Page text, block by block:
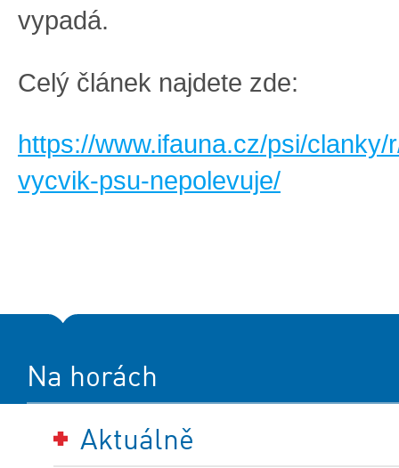
vypadá.
Celý článek najdete zde:
https://www.ifauna.cz/psi/
vycvik-psu-nepolevuje/
Na horách
Aktuálně